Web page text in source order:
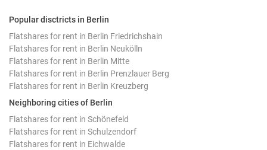
Popular disctricts in Berlin
Flatshares for rent in Berlin Friedrichshain
Flatshares for rent in Berlin Neukölln
Flatshares for rent in Berlin Mitte
Flatshares for rent in Berlin Prenzlauer Berg
Flatshares for rent in Berlin Kreuzberg
Neighboring cities of Berlin
Flatshares for rent in Schönefeld
Flatshares for rent in Schulzendorf
Flatshares for rent in Eichwalde